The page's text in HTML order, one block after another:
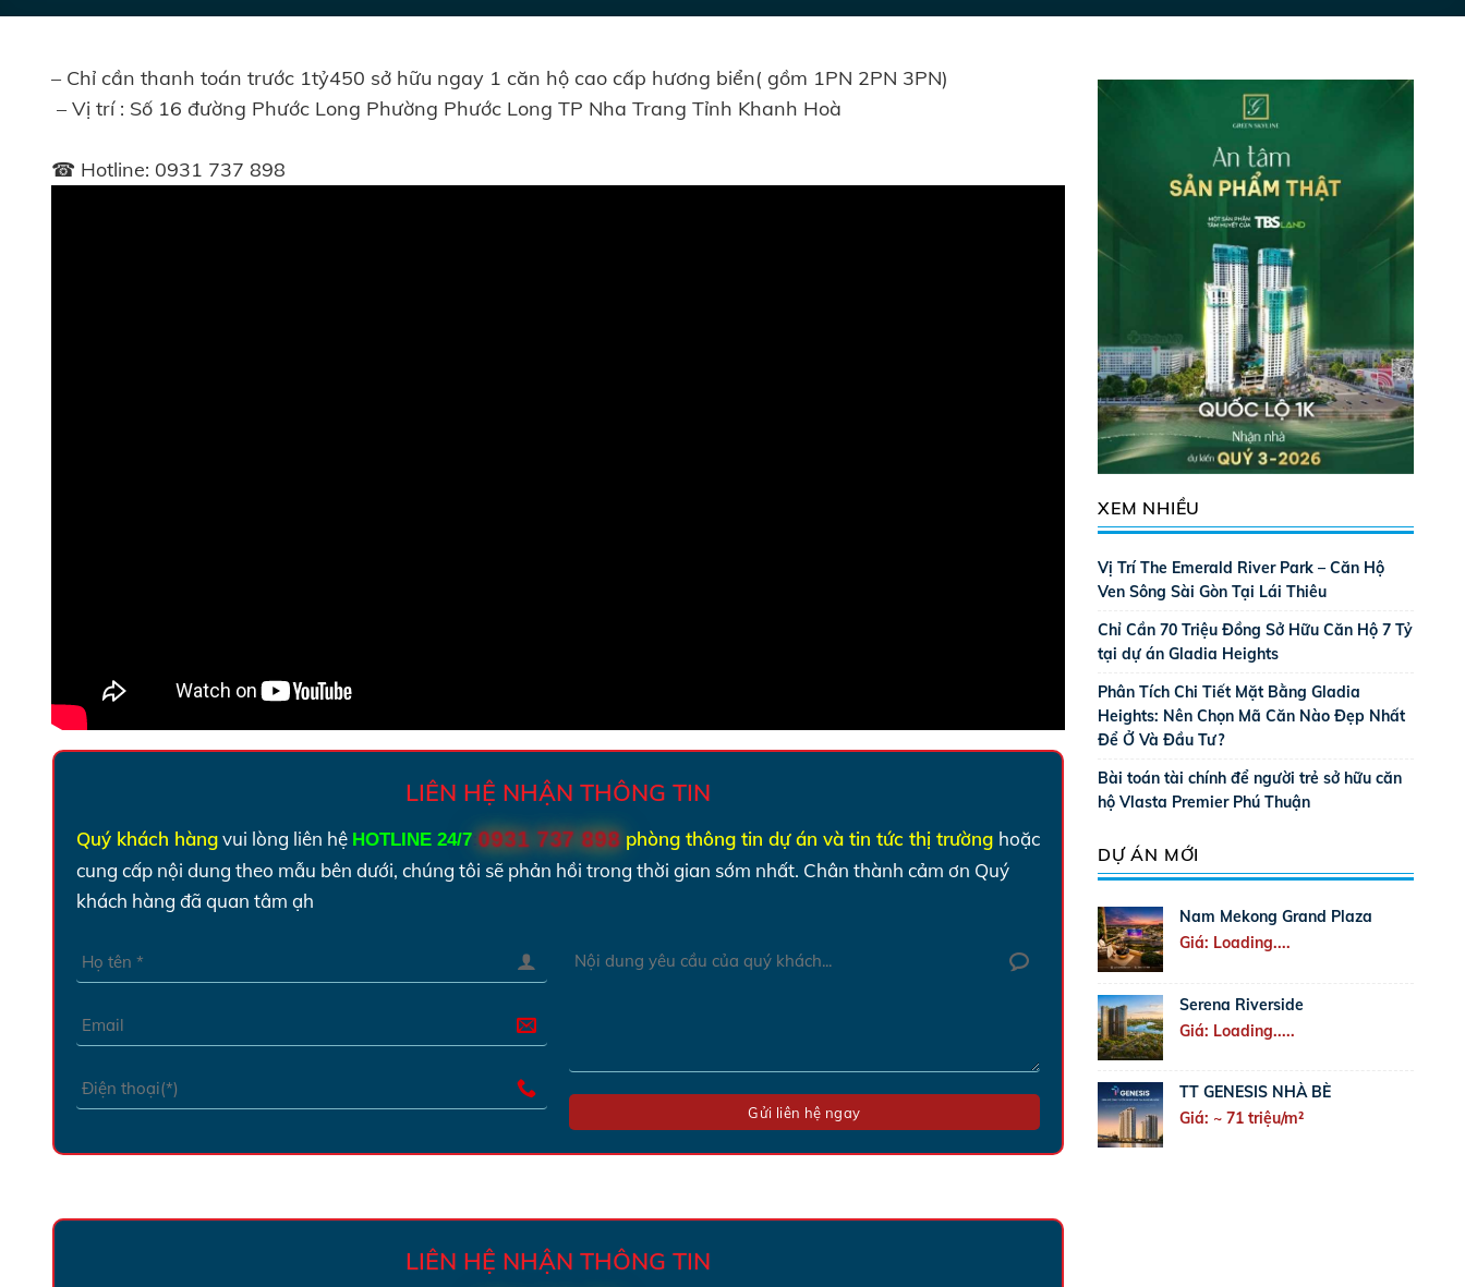
– Chỉ cần thanh toán trước 1tỷ450 sở hữu ngay 1 căn hộ cao cấp hương biển( gồm 1PN 2PN 3PN)
– Vị trí : Số 16 đường Phước Long Phường Phước Long TP Nha Trang Tỉnh Khanh Hoà
☎ Hotline: 0931 737 898
LIÊN HỆ NHẬN THÔNG TIN
Quý khách hàngvui lòng liên hệ HOTLINE 24/7 : 0931 737 898 phòng thông tin dự án và tin tức thị trường hoặc
cung cấp nội dung theo mẫu bên dưới, chúng tôi sẽ phản hồi trong thời gian sớm nhất. Chân thành cảm ơn Quý
khách hàng đã quan tâm ạh
LIÊN HỆ NHẬN THÔNG TIN
XEM NHIỀU
Vị Trí The Emerald River Park – Căn Hộ
Ven Sông Sài Gòn Tại Lái Thiêu
Chỉ Cần 70 Triệu Đồng Sở Hữu Căn Hộ 7 Tỷ
tại dự án Gladia Heights
Phân Tích Chi Tiết Mặt Bằng Gladia
Heights: Nên Chọn Mã Căn Nào Đẹp Nhất
Để Ở Và Đầu Tư?
Bài toán tài chính để người trẻ sở hữu căn
hộ Vlasta Premier Phú Thuận
DỰ ÁN MỚI
Nam Mekong Grand Plaza
Giá: Loading....
Serena Riverside
Giá: Loading.....
TT GENESIS NHÀ BÈ
Giá: ~ 71 triệu/m²